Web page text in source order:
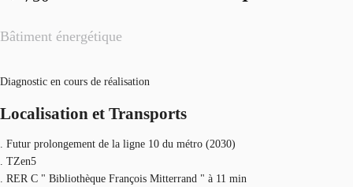
Bâtiment énergétique
Diagnostic en cours de réalisation
Localisation et Transports
. Futur prolongement de la ligne 10 du métro (2030)
. TZen5
. RER C " Bibliothèque François Mitterrand " à 11 min